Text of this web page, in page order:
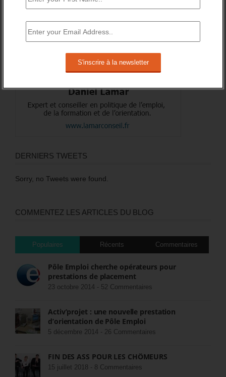
DERNIERS TWEETS
Sorry, no Tweets were found.
COMMENTEZ LES ARTICLES DU BLOG
Populaires Récents Commentaires
Pôle Emploi cherche opérateurs pour
prestations de placement
23 octobre 2014 - 52 Commentaires
Activ’projet : une nouvelle prestation
d’orientation de Pôle Emploi
5 décembre 2014 - 26 Commentaires
FIN DES ASS POUR LES CHÔMEURS
15 juillet 2018 - 8 Commentaires